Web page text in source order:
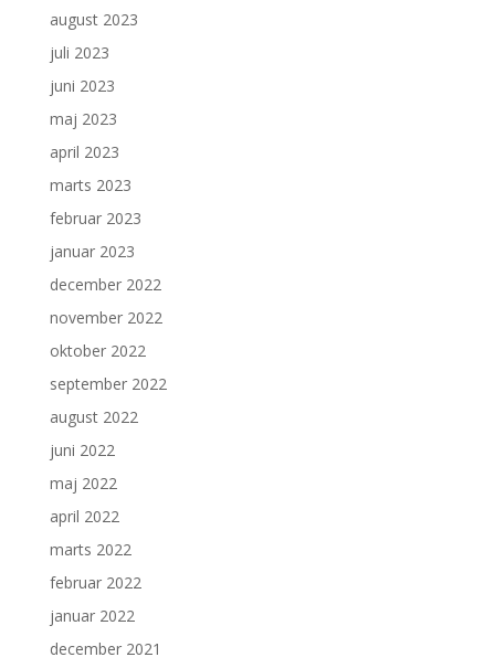
august 2023
juli 2023
juni 2023
maj 2023
april 2023
marts 2023
februar 2023
januar 2023
december 2022
november 2022
oktober 2022
september 2022
august 2022
juni 2022
maj 2022
april 2022
marts 2022
februar 2022
januar 2022
december 2021